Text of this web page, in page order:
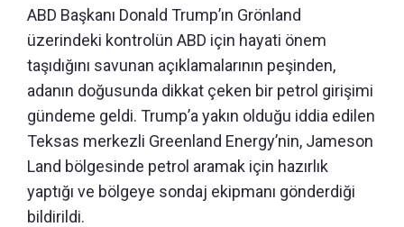
ABD Başkanı Donald Trump’ın Grönland
üzerindeki kontrolün ABD için hayati önem
taşıdığını savunan açıklamalarının peşinden,
adanın doğusunda dikkat çeken bir petrol girişimi
gündeme geldi. Trump’a yakın olduğu iddia edilen
Teksas merkezli Greenland Energy’nin, Jameson
Land bölgesinde petrol aramak için hazırlık
yaptığı ve bölgeye sondaj ekipmanı gönderdiği
bildirildi.